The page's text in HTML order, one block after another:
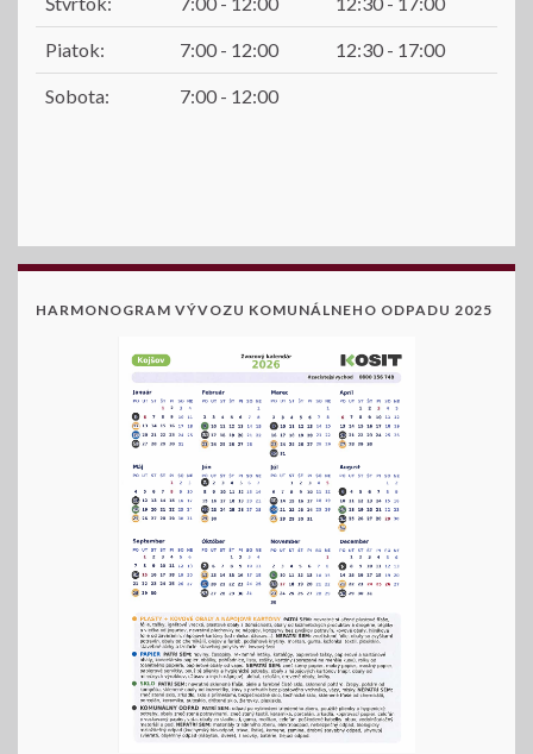
Piatok: 7:00 - 12:00 12:30 - 17:00
Sobota: 7:00 - 12:00
HARMONOGRAM VÝVOZU KOMUNÁLNEHO ODPADU 2025